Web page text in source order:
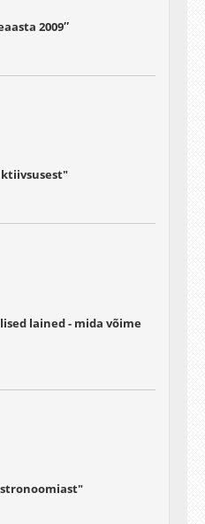
2009″
lained - mida võime